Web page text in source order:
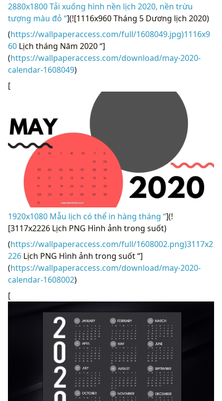
2880x1800 Tải xuống hình nền lịch 2020, nền trừu
tượng màu đỏ “](![1116x960 Tháng 5 Dương lịch 2020)
(https://wallpaperaccess.com/full/1608049.jpg)1116x9
60 Lịch tháng Năm 2020 “]
(https://wallpaperaccess.com/download/may-2020-
calendar-1608049)
[
1920x1080 Mẫu lịch có thể in hàng tháng “](!
[3117x2226 Lịch PNG Hình ảnh trong suốt)
(https://wallpaperaccess.com/full/1608002.png)3117x2
226 Lịch PNG Hình ảnh trong suốt “]
(https://wallpaperaccess.com/download/may-2020-
calendar-1608002)
[